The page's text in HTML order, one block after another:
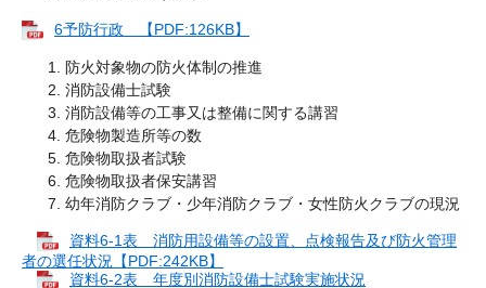
6予防行政 【PDF:126KB】
防火対象物の防火体制の推進
消防設備士試験
消防設備等の工事又は整備に関する講習
危険物製造所等の数
危険物取扱者試験
危険物取扱者保安講習
幼年消防クラブ・少年消防クラブ・女性防火クラブの現況
資料6-1表 消防用設備等の設置、点検報告及び防火管理
者の選任状況【PDF:242KB】
資料6-2表 年度別消防設備士試験実施状況